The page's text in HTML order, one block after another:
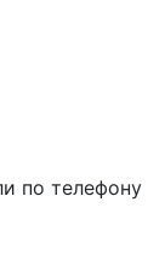
по телефону